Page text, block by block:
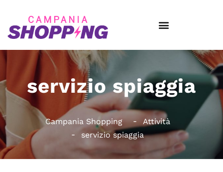
servizio spiaggia
Campania Shopping
Attività
servizio spiaggia